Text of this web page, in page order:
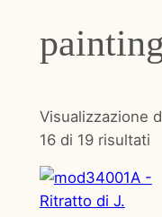
painting
Visualizzazione
16 di 19 risultati